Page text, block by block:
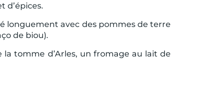
d’épices.
longuement avec des pommes de terre
de biou).
tomme d’Arles, un fromage au lait de